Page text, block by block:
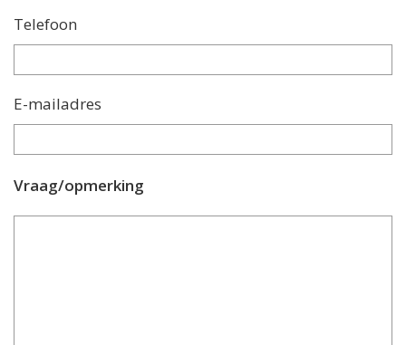
Telefoon
E-mailadres
Vraag/opmerking